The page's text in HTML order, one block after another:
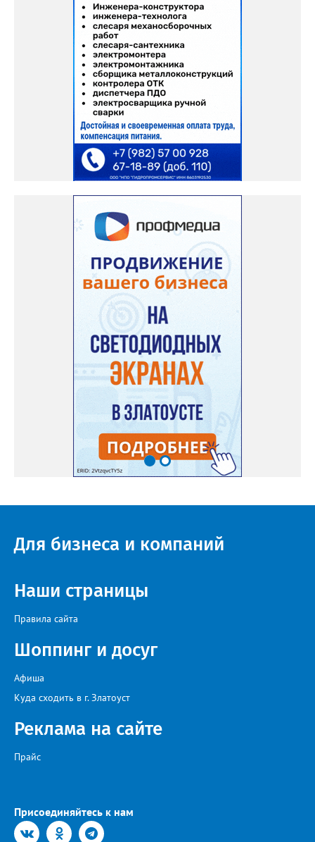
Для бизнеса и компаний
Наши страницы
Правила сайта
Шоппинг и досуг
Афиша
Куда сходить в г. Златоуст
Реклама на сайте
Прайс
Присоединяйтесь к нам